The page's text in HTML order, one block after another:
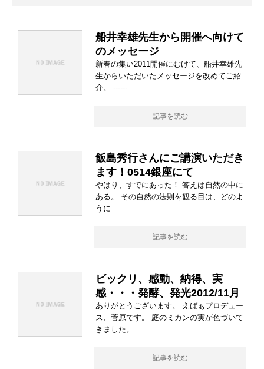
船井幸雄先生から開催へ向けて
のメッセージ
新春の集い2011開催にむけて、船井幸雄先
生からいただいたメッセージを改めてご紹
介。 ------
記事を読む
飯島秀行さんにご講演いただき
ます！0514銀座にて
やはり、すでにあった！ 答えは自然の中に
ある。 その自然の法則を観る目は、どのよ
うに
記事を読む
ビックリ、感動、納得、実
感・・・発酵、発光2012/11月
ありがとうございます。 えばぁプロデュー
ス、菅原です。 庭のミカンの実が色づいて
きました。
記事を読む